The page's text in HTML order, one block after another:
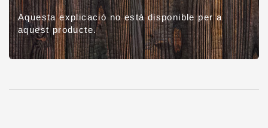
Aquesta explicació no està disponible per a
aquest producte.